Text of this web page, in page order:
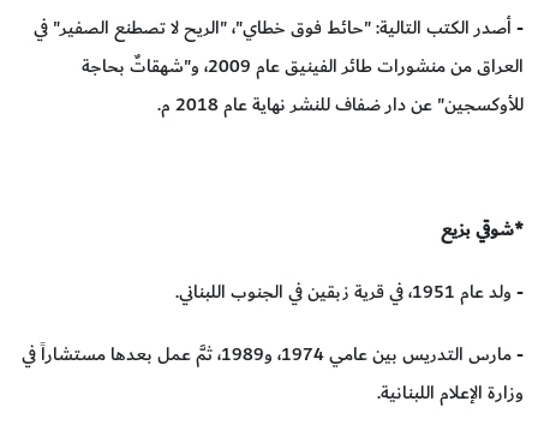
- أصدر الكتب التالية: "حائط فوق خطاي"، "الريح لا تصطنع الصفير" في
العراق من منشورات طائر الفينيق عام 2009، و"شهقاتٌ بحاجة
للأوكسجين" عن دار ضفاف للنشر نهاية عام 2018 م.
*شوقي بزيع
- ولد عام 1951، في قرية زبقين في الجنوب اللبناني.
- مارس التدريس بين عامي 1974، و1989، ثمَّ عمل بعدها مستشاراً في
وزارة الإعلام اللبنانية.